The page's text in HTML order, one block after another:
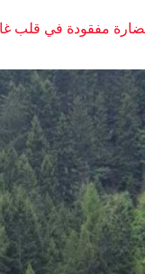
مفقودة في قلب